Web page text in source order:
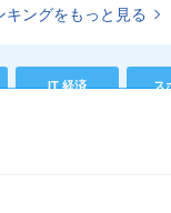
ングをもっと見る
IT 経済 ス